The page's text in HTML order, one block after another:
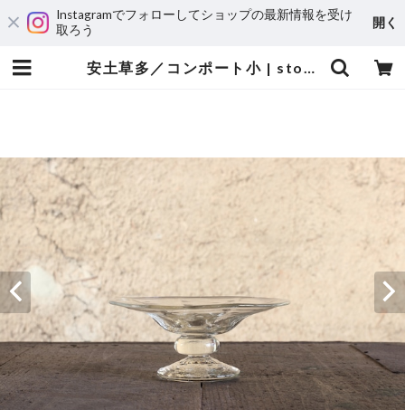
Instagramでフォローしてショップの最新情報を受け
取ろう
開く
安土草多／コンポート小 | stockkyoto